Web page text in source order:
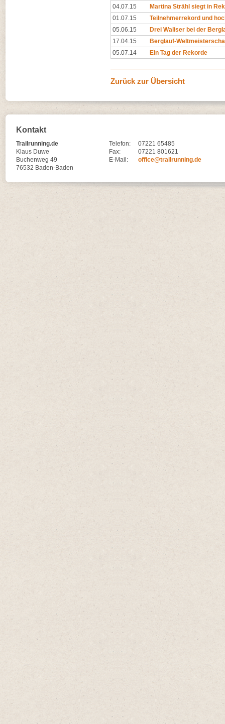
04.07.15
Martina Strähl siegt in
01.07.15
Teilnehmerrekord und
05.06.15
Drei Waliser bei der
17.04.15
Berglauf-
05.07.14
Ein Tag der Rekorde
Zurück zur Übersicht
Kontakt
Trailrunning.de
Klaus Duwe
Buchenweg 49
76532 Baden-Baden
Telefon:
07221 65485
Fax:
07221 801621
E-Mail:
office@trailrunning.de